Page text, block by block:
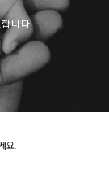
니다
요.